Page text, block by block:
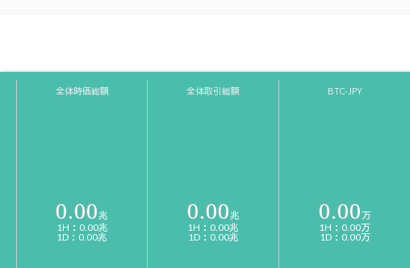
全体時価総額 全体取引総額 BTC-JPY
0.00兆
1H：0.00兆
1D：0.00兆
0.00兆
1H：0.00兆
1D：0.00兆
0.00万
1H：0.00万
1D：0.00万